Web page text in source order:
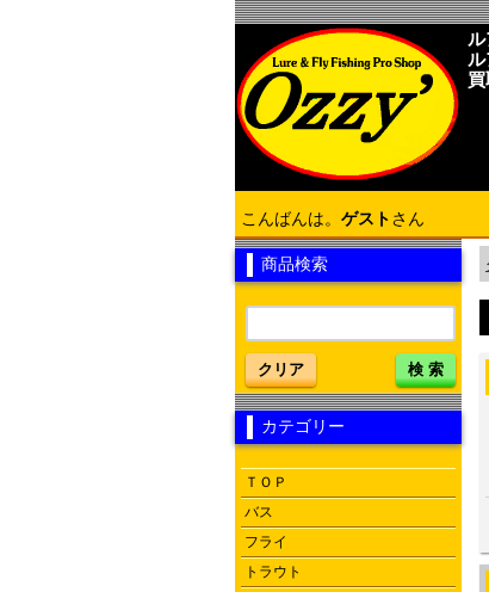
買
こんばんは。 ゲスト さん
商品検索
クリア 検 索
カテゴリー
ＴＯＰ
バス
フライ
トラウト